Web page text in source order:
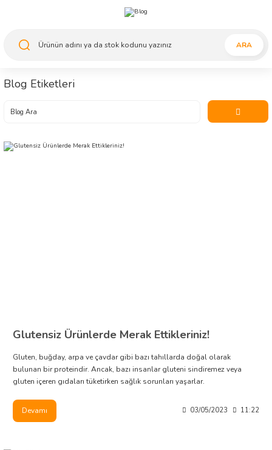
ARA
Blog Etiketleri
Glutensiz Ürünlerde Merak Ettikleriniz!
Gluten, buğday, arpa ve çavdar gibi bazı tahıllarda doğal olarak
bulunan bir proteindir. Ancak, bazı insanlar gluteni sindiremez veya
gluten içeren gıdaları tüketirken sağlık sorunları yaşarlar.
Devamı 03/05/2023 11:22